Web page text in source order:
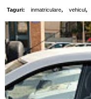
Taguri: inmatriculare, vehicul ,